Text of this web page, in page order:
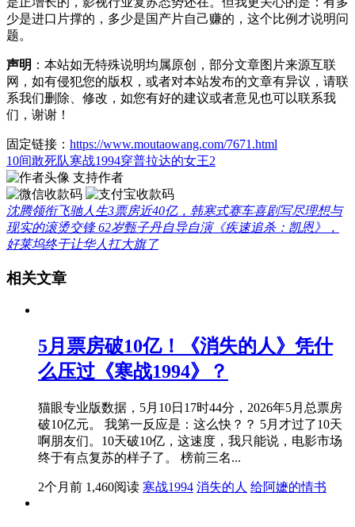
少是进口片撑的，多少是国产片自己赚的，这个比例才说明问
题。
声明 ：本站如无特殊说明均属原创，部分文章图片来源互联
网，如有侵犯您的版权，或者对本站发布的文章有异议，请联
系我们删除、修改，如您有好的建议或者意见也可以联系我
们，谢谢！
固定链接： https://www.moutaowang.com/7671.html
10间敢死队寒战1994穿普拉达的女王2
支持作者
沈腾领衔飞驰人生3票房近40亿，韩寒式赛车喜剧写尽理想与
现实的滚烫交锋 62岁甄子丹自导自演《疾速追杀：凯恩》，
好莱坞终于让华人扛大旗了
相关文章
5月票房破10亿！《消失的人》凭什
么压过《寒战1994》？
猫眼专业版数据，5月10日17时44分，2026年5月总票房
破10亿元。 我第一反应是：这么快？？ 5月才过了10天
啊朋友们。10天破10亿，这速度，我只能说，电影市场
终于有点复苏的样子了。 榜前三名...
2个月前 1,460阅读 寒战1994 消失的人 给阿嬷的情书